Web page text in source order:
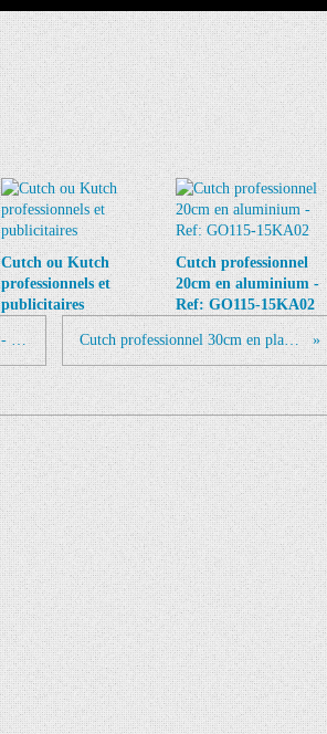
Cutch ou Kutch
professionnels et
publicitaires
Cutch professionnel
20cm en aluminium -
Ref: GO115-15KA02
Kutch de 15 cm en aluminium anodisé de couleur - fabrication européenne - GO115-15KA05 Cutch professionnel 30cm en plastique - Ref: GO115-15KP01